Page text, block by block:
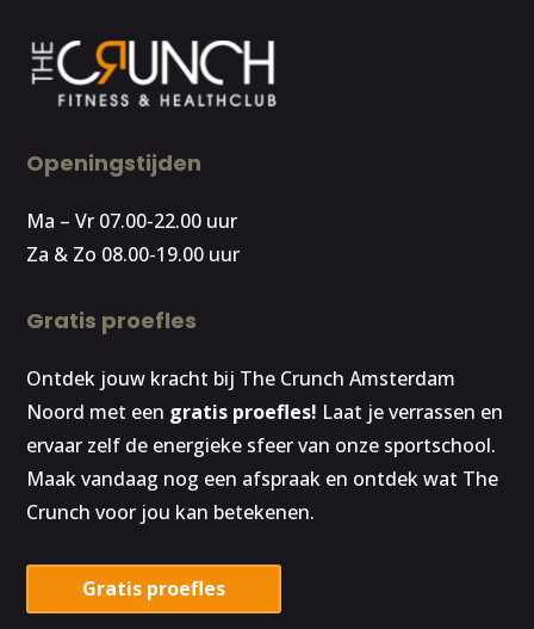
Openingstijden
Ma – Vr 07.00-22.00 uur
Za & Zo 08.00-19.00 uur
Gratis proefles
Ontdek jouw kracht bij The Crunch Amsterdam
Noord met een gratis proefles! Laat je verrassen en
ervaar zelf de energieke sfeer van onze sportschool.
Maak vandaag nog een afspraak en ontdek wat The
Crunch voor jou kan betekenen.
Gratis proefles